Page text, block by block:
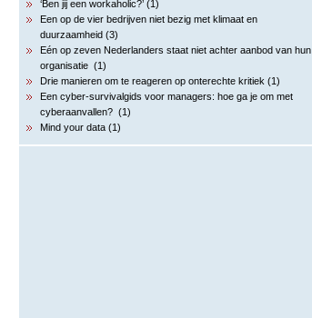
‘Ben jij een workaholic?’ (1)
Een op de vier bedrijven niet bezig met klimaat en
duurzaamheid (3)
Eén op zeven Nederlanders staat niet achter aanbod van hun
organisatie (1)
Drie manieren om te reageren op onterechte kritiek (1)
Een cyber-survivalgids voor managers: hoe ga je om met
cyberaanvallen? (1)
Mind your data (1)